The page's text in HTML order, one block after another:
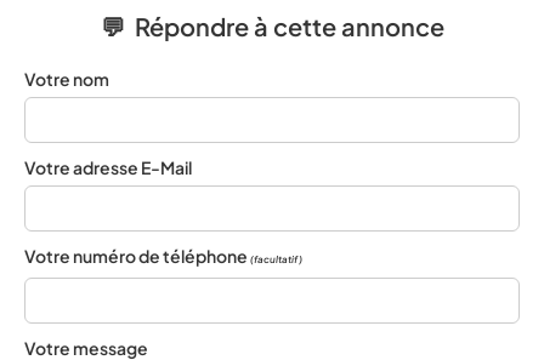
💬 Répondre à cette annonce
Votre nom
Votre adresse E-Mail
Votre numéro de téléphone (facultatif)
Votre message